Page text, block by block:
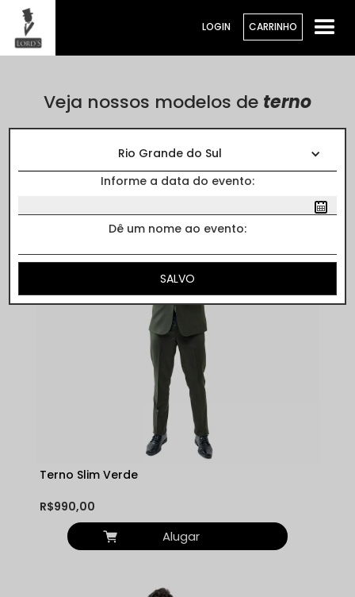
LOGIN CARRINHO
Rio Grande do Sul
Informe a data do evento:
Dê um nome ao evento:
Veja nossos modelos de terno
Cores
Terno Slim Verde
R$990,00
Alugar